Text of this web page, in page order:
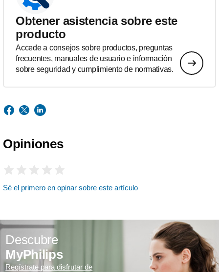
Obtener asistencia sobre este
producto
Accede a consejos sobre productos, preguntas
frecuentes, manuales de usuario e información
sobre seguridad y cumplimiento de normativas.
Opiniones
Sé el primero en opinar sobre este artículo
Descubre
MyPhilips
Regístrate para disfrutar de